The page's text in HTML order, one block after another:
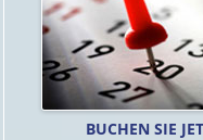
BUCHEN SIE